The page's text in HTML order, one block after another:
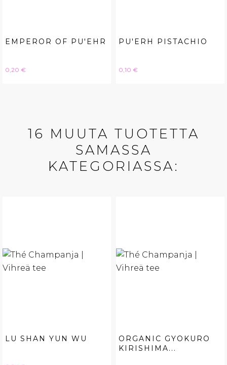
EMPEROR OF PU'EHR
Hinta
0,20 €
PU'ERH PISTACHIO
Hinta
0,10 €
16 MUUTA TUOTETTA
SAMASSA
KATEGORIASSA:
LU SHAN YUN WU
ORGANIC GYOKURO
KIRISHIMA...